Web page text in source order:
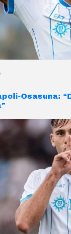
Osasuna: